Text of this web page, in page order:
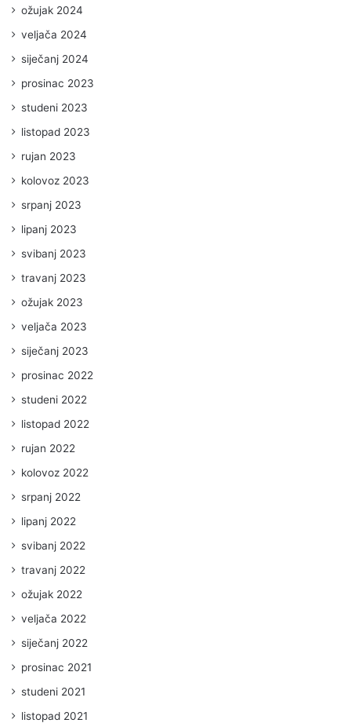
ožujak 2024
veljača 2024
siječanj 2024
prosinac 2023
studeni 2023
listopad 2023
rujan 2023
kolovoz 2023
srpanj 2023
lipanj 2023
svibanj 2023
travanj 2023
ožujak 2023
veljača 2023
siječanj 2023
prosinac 2022
studeni 2022
listopad 2022
rujan 2022
kolovoz 2022
srpanj 2022
lipanj 2022
svibanj 2022
travanj 2022
ožujak 2022
veljača 2022
siječanj 2022
prosinac 2021
studeni 2021
listopad 2021